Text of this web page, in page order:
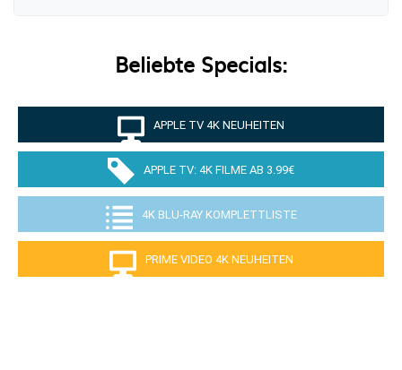
Beliebte Specials:
APPLE TV 4K NEUHEITEN
APPLE TV: 4K FILME AB 3.99€
4K BLU-RAY KOMPLETTLISTE
PRIME VIDEO 4K NEUHEITEN